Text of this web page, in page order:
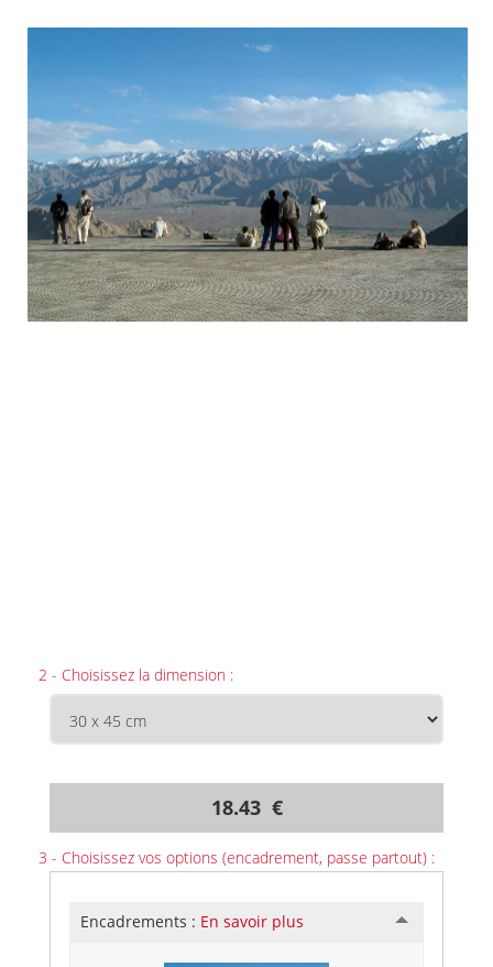
2 - Choisissez la dimension :
18.43 €
3 - Choisissez vos options (encadrement, passe partout) :
Encadrements : En savoir plus